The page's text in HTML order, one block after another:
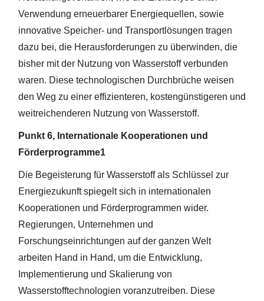
Verwendung erneuerbarer Energiequellen, sowie
innovative Speicher- und Transportlösungen tragen
dazu bei, die Herausforderungen zu überwinden, die
bisher mit der Nutzung von Wasserstoff verbunden
waren. Diese technologischen Durchbrüche weisen
den Weg zu einer effizienteren, kostengünstigeren und
weitreichenderen Nutzung von Wasserstoff.
Punkt 6, Internationale Kooperationen und
Förderprogramme1
Die Begeisterung für Wasserstoff als Schlüssel zur
Energiezukunft spiegelt sich in internationalen
Kooperationen und Förderprogrammen wider.
Regierungen, Unternehmen und
Forschungseinrichtungen auf der ganzen Welt
arbeiten Hand in Hand, um die Entwicklung,
Implementierung und Skalierung von
Wasserstofftechnologien voranzutreiben. Diese